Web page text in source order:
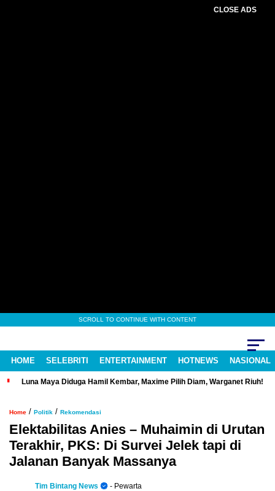
CLOSE ADS
SCROLL TO CONTINUE WITH CONTENT
HOME SELEBRITI ENTERTAINMENT HOTNEWS NASIONAL
Luna Maya Diduga Hamil Kembar, Maxime Pilih Diam, Warganet Riuh!
Home / Politik / Rekomendasi
Elektabilitas Anies – Muhaimin di Urutan
Terakhir, PKS: Di Survei Jelek tapi di
Jalanan Banyak Massanya
Tim Bintang News
- Pewarta